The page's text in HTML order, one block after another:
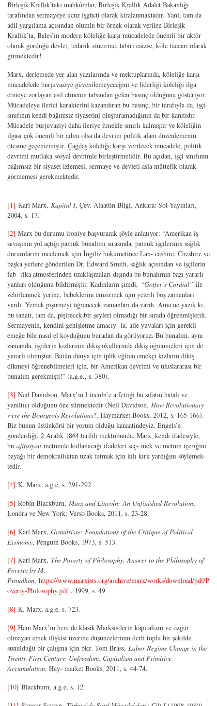
Birleşik Krallık’taki mahkûmlar, Birleşik Krallık Adalet Bakanlığı
tarafından sermayeye ucuz işgücü olarak kiralanmaktadır. Yani, tam da
adil yargılama açısından olumlu bir örnek olarak verilen Birleşik
Krallık’ta, Bales’in modern köleliğe karşı mücadelede önemli bir aktör
olarak gördüğü devlet, tedarik zincirine, tabiri caizse, köle tüccarı olarak
girmektedir!
Marx, derlemede yer alan yazılarında ve mektuplarında, köleliğe karşı
mücadelede burjuvaziye güvenilemeyeceğini ve liderliği köleliği ilga
etmeye zorlayan asıl etmenin tabandan gelen basınç olduğunu gösteriyor.
Mücadeleye ilerici karakterini kazandıran bu basınç, bir tarafıyla da, işçi
sınıfının kendi bağımsız siyasetini oluşturamadığının da bir kanıtıdır.
Mücadele burjuvaziyi daha ileriye itmekle sınırlı kalmıştır ve köleliğin
ilgası çok önemli bir adım olsa da devrim politik alanı düzenlemenin
ötesine geçememiştir. Çağdaş köleliğe karşı verilecek mücadele, politik
devrimi mutlaka sosyal devrimle birleştirmelidir. Bu açıdan, işçi sınıfının
bağımsız bir siyaset izlemesi, sermaye ve devleti asla müttefik olarak
görmemesi gerekmektedir.
[1] Karl Marx, Kapital I, Çev. Alaattin Bilgi, Ankara: Sol Yayınları,
2004, s. 17.
[2] Marx bu durumu ironiye başvurarak şöyle anlatıyor: “Amerikan iş
savaşının yol açtığı pamuk bunalımı sırasında, pamuk işçilerinin sağlık
durumlarını incelemek için İngiliz hükümetince Lan- cashire, Cheshire ve
başka yerlere gönderilen Dr. Edward Smith, sağlık açısından ve işçilerin
fab- rika atmosferinden uzaklaşmaları dışında bu bunalımın bazı yararlı
yanları olduğunu bildirmiştir. Kadınların şimdi, “Gotfey’s Cordial” ile
zehirlenmek yerine, bebeklerini emzirmek için yeterli boş zamanları
vardı. Yemek pişirmeyi öğrenecek zamanları da vardı. Ama ne yazık ki,
bu sanatı, tam da, pişirecek bir şeyleri olmadığı bir sırada öğrenmişlerdi.
Sermayenin, kendini genişletme amacıy- la, aile yuvaları için gerekli-
emeğe bile nasıl el koyduğunu buradan da görüyoruz. Bu bunalım, aynı
zamanda, işçilerin kızlarının dikiş okullarında dikiş öğrenmeleri için de
yararlı olmuştur. Bütün dünya için iplik eğiren emekçi kızların dikiş
dikmeyi öğrenebilmeleri için, bir Amerikan devrimi ve uluslararası bir
bunalım gerekmişti!” (a.g.e., s. 380).
[3] Neil Davidson, Marx’ın Lincoln’e atfettiği bu sıfatın hatalı ve
yanıltıcı olduğunu öne sürmektedir (Neil Davidson, How Revolutionary
were the Bourgeois Revolutions?, Haymarket Books, 2012, s. 165-166).
Biz bunun üstünkörü bir yorum olduğu kanaatindeyiz. Engels’e
gönderdiği, 2 Aralık 1864 tarihli mektubunda, Marx, kendi ifadesiyle,
bu ajitasyon metninde kullanacağı ifadeleri seç- mek ve metnin içeriğini
bayağı bir demokratlıktan uzak tutmak için kılı kırk yardığını söylemek-
tedir.
[4] K. Marx, a.g.e, s. 291-292.
[5] Robin Blackburn, Marx and Lincoln: An Unfinished Revolution,
Londra ve New York: Verso Books, 2011, s. 23-28.
[6] Karl Marx, Grundrisse: Foundations of the Critique of Political
Economy, Penguin Books, 1973, s. 513.
[7] Karl Marx, The Poverty of Philosophy: Answer to the Philosophy of
Poverty by M.
Proudhon, https://www.marxists.org/archive/marx/works/download/pdf/P
overty-Philosophy.pdf, 1999, s. 49.
[8] K. Marx, a.g.e, s. 723.
[9] Hem Marx’ın hem de klasik Marksistlerin kapitalizm ve özgür
olmayan emek ilişkisi üzerine düşüncelerinin derli toplu bir şekilde
sunulduğu bir çalışma için bkz. Tom Brass, Labor Regime Change in the
Twenty-First Century: Unfreedom, Capitalism and Primitive
Accumulation, Hay- market Books, 2011, s. 44-74.
[10] Blackburn, a.g.e, s. 12.